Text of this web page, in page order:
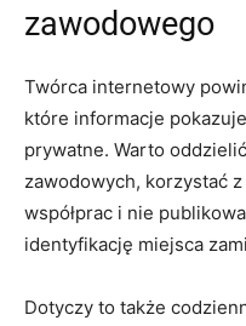
zawodowego
Twórca internetowy
które informacje
prywatne. Warto
zawodowych, korzystać
współprac i nie
identyfikację miejsca
Dotyczy to także